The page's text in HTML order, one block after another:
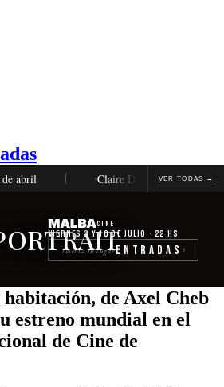
abril Claire Denis seráVER TODAS →
Cine
Viernes 3 y 10 de julio · 22 hs
reserva tu lugarEntradas ›
de Axel Cheb
estreno mundial en el
de Cine de